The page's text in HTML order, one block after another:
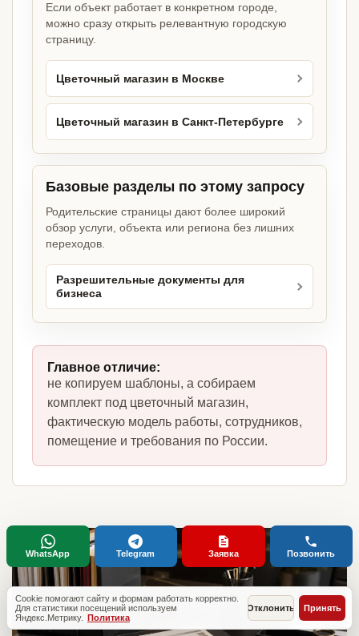
Если объект работает в конкретном городе,
можно сразу открыть релевантную городскую
страницу.
Цветочный магазин в Москве
Цветочный магазин в Санкт-Петербурге
Базовые разделы по этому запросу
Родительские страницы дают более широкий
обзор услуги, объекта или региона без лишних
переходов.
Разрешительные документы для
бизнеса
Главное отличие:
не копируем шаблоны, а собираем
комплект под цветочный магазин,
фактическую модель работы, сотрудников,
помещение и требования по России.
Cookie помогают сайту и формам работать корректно.
Для статистики посещений используем
Яндекс.Метрику. Политика
Отклонить Принять
WhatsApp Telegram Заявка Позвонить